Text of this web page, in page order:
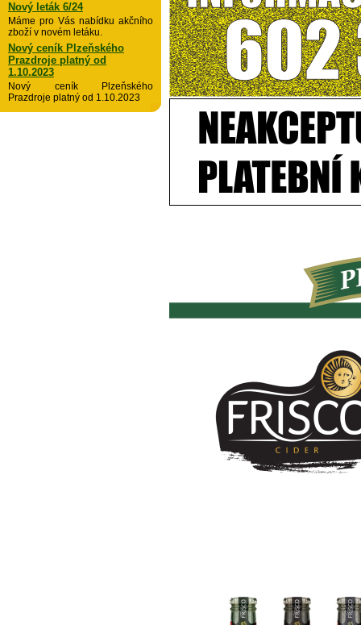
Nový leták 6/24
Máme pro Vás nabídku akčního
zboží v novém letáku.
Nový ceník Plzeňského
Prazdroje platný od
1.10.2023
Nový ceník Plzeňského
Prazdroje platný od 1.10.2023